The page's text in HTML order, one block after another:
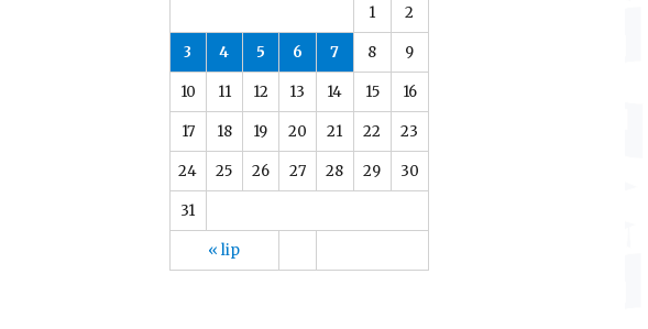
« lip
1 2
3 4 5 6 7 8 9
10 11 12 13 14 15 16
17 18 19 20 21 22 23
24 25 26 27 28 29 30
31